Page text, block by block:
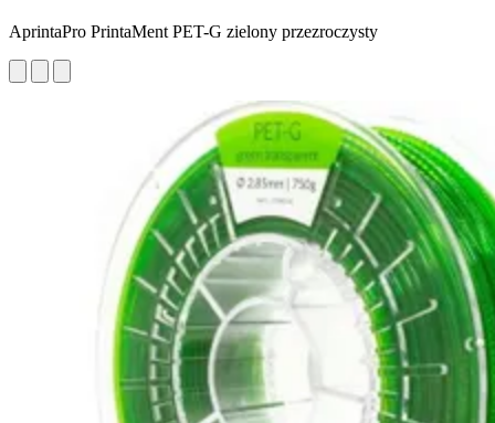
AprintaPro PrintaMent PET-G zielony przezroczysty